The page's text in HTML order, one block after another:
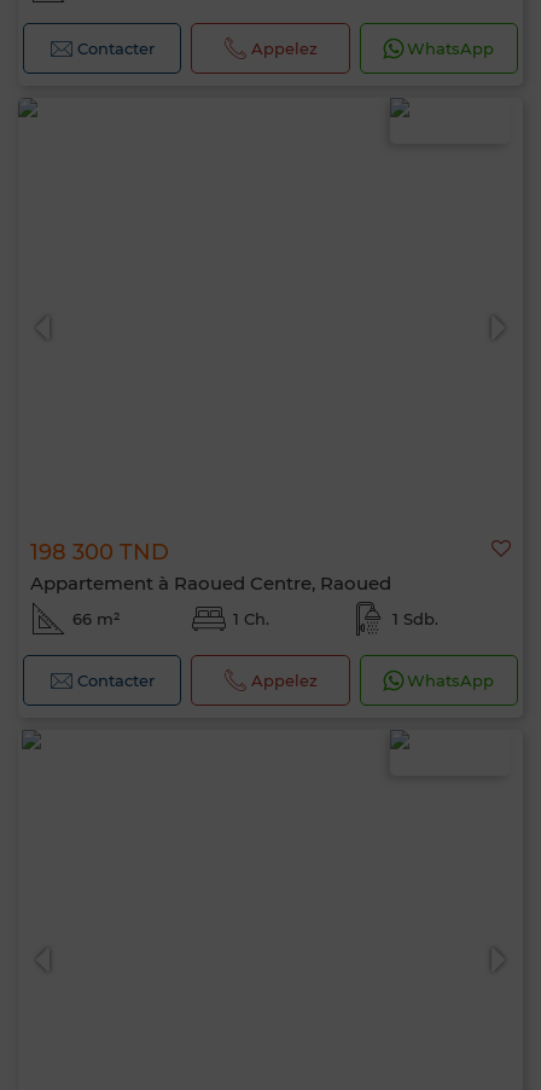
Contacter Appelez WhatsApp
198 300 TND
Appartement à Raoued Centre, Raoued
66 m² 1 Ch. 1 Sdb.
Contacter Appelez WhatsApp